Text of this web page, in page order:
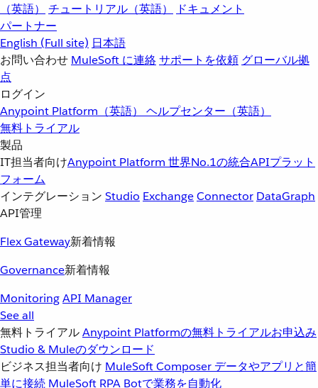
（英語）
チュートリアル（英語）
ドキュメント
パートナー
English (Full site) 日本語
お問い合わせ MuleSoft に連絡サポートを依頼 グローバル拠
点
ログイン
Anypoint Platform（英語） ヘルプセンター（英語）
無料トライアル
製品
IT担当者向けAnypoint Platform 世界No.1の統合APIプラット
フォーム
インテグレーション Studio ExchangeConnector DataGraph
API管理
Flex Gateway新着情報
Governance新着情報
MonitoringAPI Manager
See all
無料トライアルAnypoint Platformの無料トライアルお申込み
Studio & Muleのダウンロード
ビジネス担当者向け MuleSoft Composer データやアプリと簡
単に接続 MuleSoft RPA Botで業務を自動化